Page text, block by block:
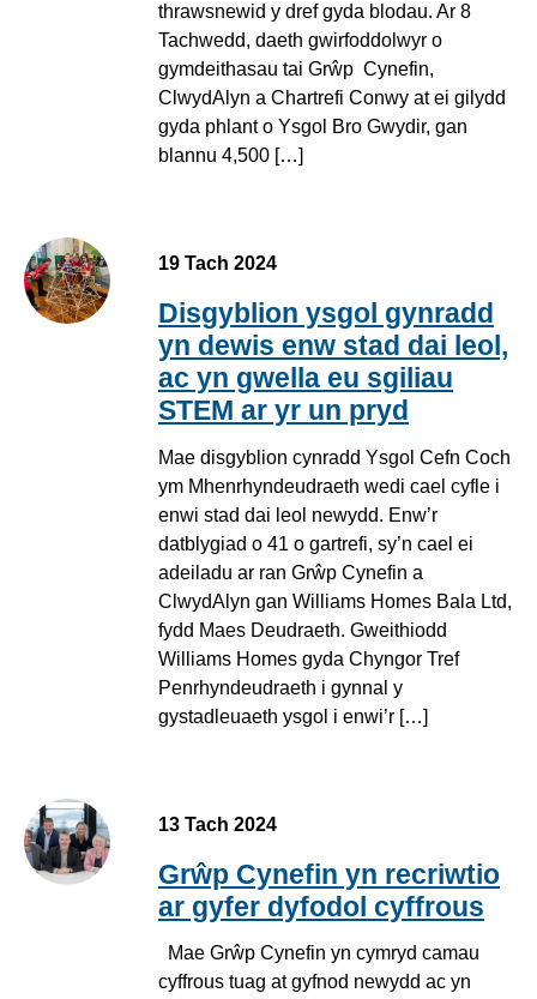
thrawsnewid y dref gyda blodau. Ar 8
Tachwedd, daeth gwirfoddolwyr o
gymdeithasau tai Grŵp Cynefin,
ClwydAlyn a Chartrefi Conwy at ei gilydd
gyda phlant o Ysgol Bro Gwydir, gan
blannu 4,500 […]
19 Tach 2024
Disgyblion ysgol gynradd
yn dewis enw stad dai leol,
ac yn gwella eu sgiliau
STEM ar yr un pryd
Mae disgyblion cynradd Ysgol Cefn Coch
ym Mhenrhyndeudraeth wedi cael cyfle i
enwi stad dai leol newydd. Enw’r
datblygiad o 41 o gartrefi, sy’n cael ei
adeiladu ar ran Grŵp Cynefin a
ClwydAlyn gan Williams Homes Bala Ltd,
fydd Maes Deudraeth. Gweithiodd
Williams Homes gyda Chyngor Tref
Penrhyndeudraeth i gynnal y
gystadleuaeth ysgol i enwi’r […]
13 Tach 2024
Grŵp Cynefin yn recriwtio
ar gyfer dyfodol cyffrous
Mae Grŵp Cynefin yn cymryd camau
cyffrous tuag at gyfnod newydd ac yn